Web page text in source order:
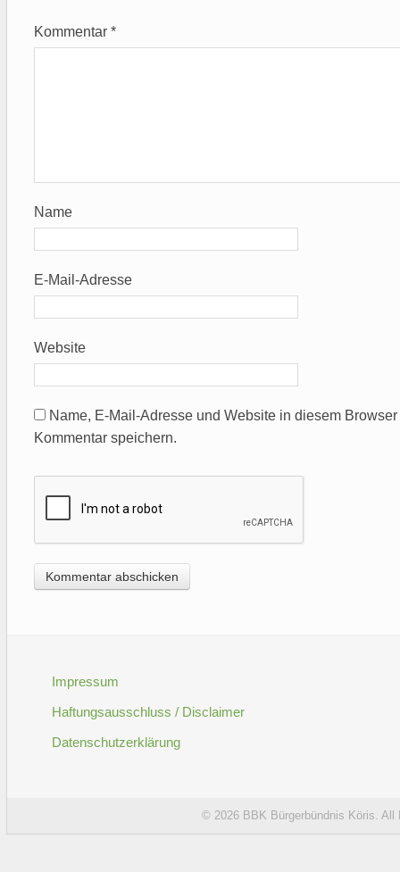
Kommentar *
Name
E-Mail-Adresse
Website
Name, E-Mail-Adresse und Website in diesem
Kommentar speichern.
Impressum
Haftungsausschluss / Disclaimer
Datenschutzerklärung
© 2026 BBK Bürgerbündnis Köris. All